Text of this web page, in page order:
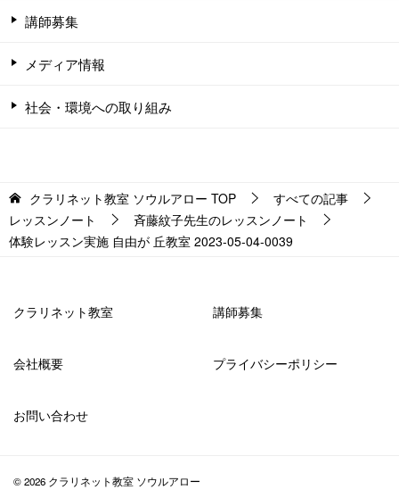
講師募集
メディア情報
社会・環境への取り組み
クラリネット教室 ソウルアロー TOP
すべての記事
レッスンノート
斉藤紋子先生のレッスンノート
体験レッスン実施 自由が 丘教室 2023-05-04-0039
クラリネット教室 講師募集
会社概要 プライバシーポリシー
お問い合わせ
© 2026 クラリネット教室 ソウルアロー